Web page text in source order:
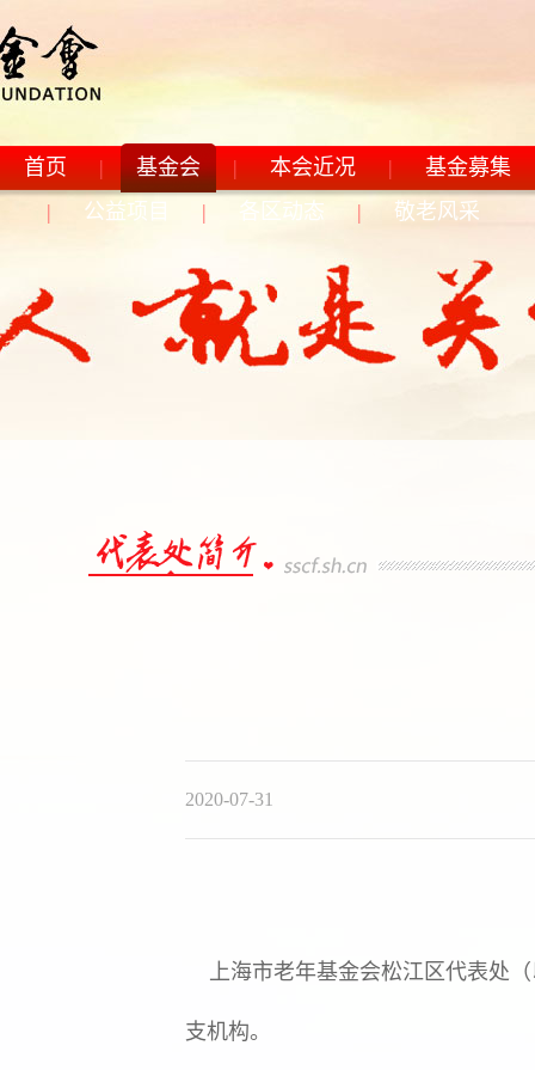
首页 | 基金会 | 本会近况 |
基金募集
|
公益项目 | 各区动态 | 敬老风采
2020-07-31
上海市老年基金会松江区代表处（
支机构。